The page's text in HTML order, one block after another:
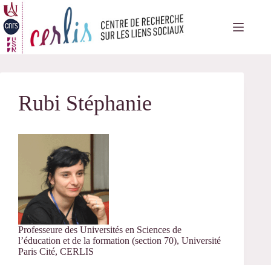
Passer
au
contenu
Rubi Stéphanie
Professeure des Universités en Sciences de
l’éducation et de la formation (section 70), Université
Paris Cité, CERLIS